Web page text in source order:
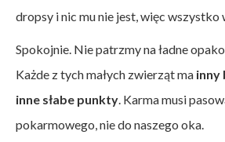
dropsy i nic mu nie jest, więc wszystko
Spokojnie. Nie patrzmy na ładne
Każde z tych małych zwierząt ma inny
inne słabe punkty. Karma musi
pokarmowego, nie do naszego oka.